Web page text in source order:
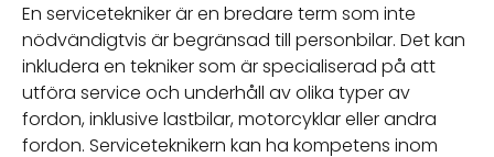
En servicetekniker är en bredare term som inte
nödvändigtvis är begränsad till personbilar. Det kan
inkludera en tekniker som är specialiserad på att
utföra service och underhåll av olika typer av
fordon, inklusive lastbilar, motorcyklar eller andra
fordon. Serviceteknikern kan ha kompetens inom